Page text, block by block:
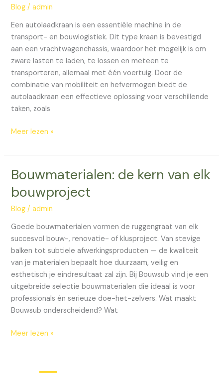
Blog /admin
Een autolaadkraan is een essentiële machine in de
transport- en bouwlogistiek. Dit type kraan is bevestigd
aan een vrachtwagenchassis, waardoor het mogelijk is om
zware lasten te laden, te lossen en meteen te
transporteren, allemaal met één voertuig. Door de
combinatie van mobiliteit en hefvermogen biedt de
autolaadkraan een effectieve oplossing voor verschillende
taken, zoals
en
op
wielen
Meer lezen »
Bouwmaterialen: de kern van elk
bouwproject
Blog /admin
Goede bouwmaterialen vormen de ruggengraat van elk
succesvol bouw-, renovatie- of klusproject. Van stevige
balken tot subtiele afwerkingsproducten — de kwaliteit
van je materialen bepaalt hoe duurzaam, veilig en
esthetisch je eindresultaat zal zijn. Bij Bouwsub vind je een
uitgebreide selectie bouwmaterialen die ideaal is voor
professionals én serieuze doe-het-zelvers. Wat maakt
Bouwsub onderscheidend? Wat
Bouwmaterialen:
kern
van
bouwproject
Meer lezen »